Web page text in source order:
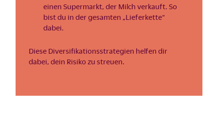
einen Supermarkt, der Milch verkauft. So
bist du in der gesamten „Lieferkette“
dabei.
Diese Diversifikationsstrategien helfen dir
dabei, dein Risiko zu streuen.